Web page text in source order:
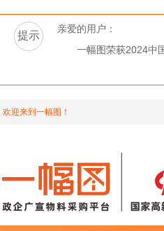
提示
亲爱的用户：
一幅图荣获2024中
欢迎来到一幅图！